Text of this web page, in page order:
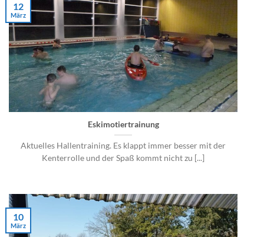
Eskimotiertrainung
Aktuelles Hallentraining. Es klappt immer besser mit der
Kenterrolle und der Spaß kommt nicht zu [...]
12
März
10
März